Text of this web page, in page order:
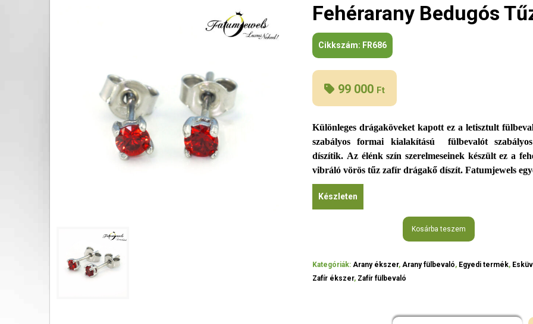
Fehérarany Bedugós
Cikkszám: FR686
99 000 Ft
Különleges drágaköveket kapott ez a letisztult
szabályos formai kialakítású fülbevalót
díszítik. Az élénk szín szerelmeseinek készült ez a
vibráló vörös tűz zafír drágakő díszít.Fatumjewels
Készleten
Kosárba teszem
Kategóriák:Arany ékszer,Arany fülbevaló, Egyedi termék,
Zafír ékszer, Zafír fülbevaló